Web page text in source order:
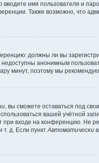
имя пользователя и
Также возможно, что
должны ли вы
анонимным
минут, поэтому мы
, вы сможете оставаться под
вашей учётной
входе на конференцию. Не
т. д. Если пунктАвтоматически